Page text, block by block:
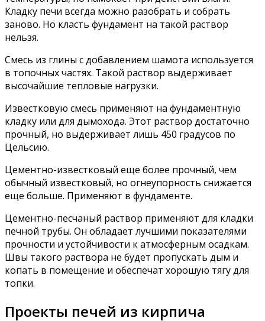
Кладку печи всегда можно разобрать и собрать
заново. Но класть фундамент на такой раствор
нельзя.
Смесь из глины с добавлением шамота используется
в топочных частях. Такой раствор выдерживает
высочайшие тепловые нагрузки.
Известковую смесь применяют на фундаментную
кладку или для дымохода. Этот раствор достаточно
прочный, но выдерживает лишь 450 градусов по
Цельсию.
Цементно-известковый еще более прочный, чем
обычный известковый, но огнеупорность снижается
еще больше. Применяют в фундаменте.
Цементно-песчаный раствор применяют для кладки
печной трубы. Он обладает лучшими показателями
прочности и устойчивости к атмосферным осадкам.
Швы такого раствора не будет пропускать дым и
копать в помещение и обеспечат хорошую тягу для
топки.
Проекты печей из кирпича